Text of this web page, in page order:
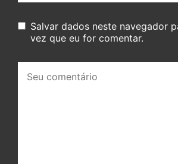
Salvar dados neste navegador
vez que eu for comentar.
comentário: